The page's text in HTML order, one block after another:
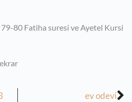
79-80 Fatiha suresi ve Ayetel Kursi
ev odevi